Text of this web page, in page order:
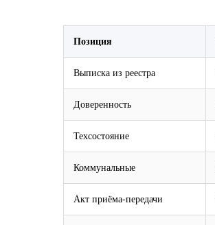
Позиция
Выписка из реестра
Доверенность
Техсостояние
Коммунальные
Акт приёма‑передачи